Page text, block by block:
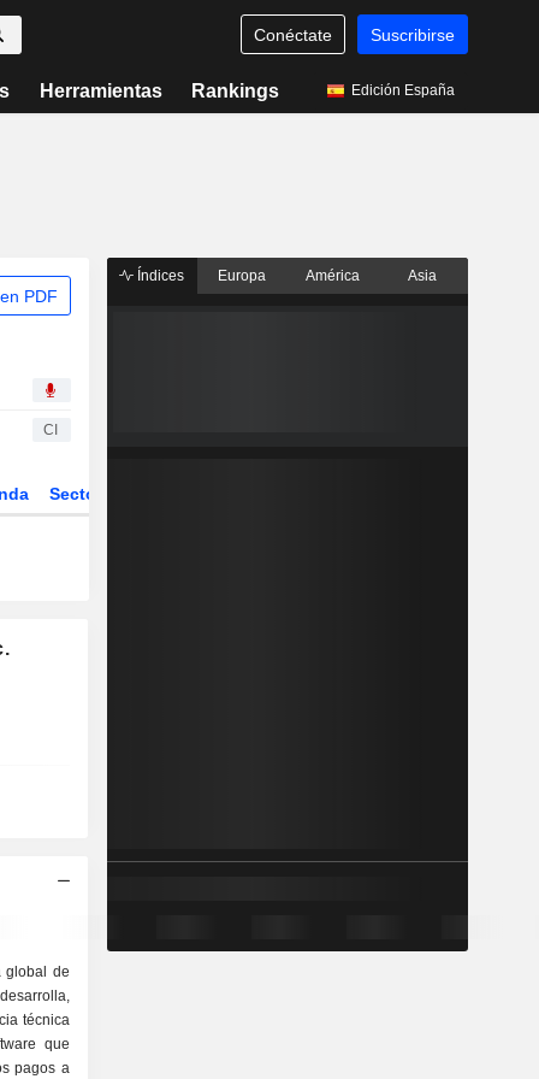
Conéctate Suscribirse
Herramientas Rankings Edición España
PDF
CI
Sector
global de
técnica
que
pagos a
Índices Europa América Asia